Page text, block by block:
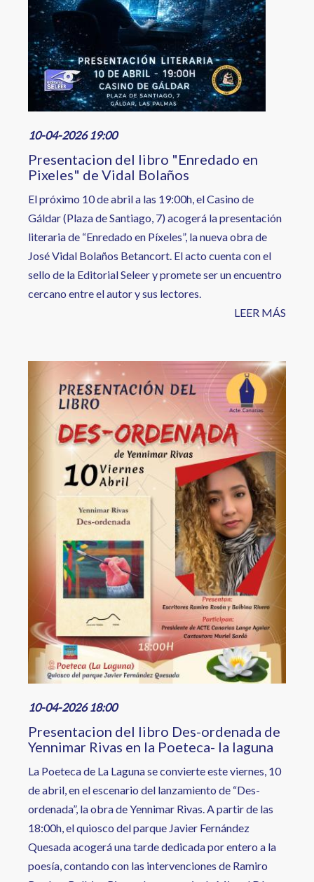
10-04-2026 19:00
Presentacion del libro "Enredado en
Pixeles" de Vidal Bolaños
​El próximo 10 de abril a las 19:00h, el Casino de
Gáldar (Plaza de Santiago, 7) acogerá la presentación
literaria de “Enredado en Píxeles”, la nueva obra de
José Vidal Bolaños Betancort. El acto cuenta con el
sello de la Editorial Seleer y promete ser un encuentro
cercano entre el autor y sus lectores.
LEER MÁS
10-04-2026 18:00
Presentacion del libro Des-ordenada de
Yennimar Rivas en la Poeteca- la laguna
La Poeteca de La Laguna se convierte este viernes, 10
de abril, en el escenario del lanzamiento de “Des-
ordenada”, la obra de Yennimar Rivas. A partir de las
18:00h, el quiosco del parque Javier Fernández
Quesada acogerá una tarde dedicada por entero a la
poesía, contando con las intervenciones de Ramiro